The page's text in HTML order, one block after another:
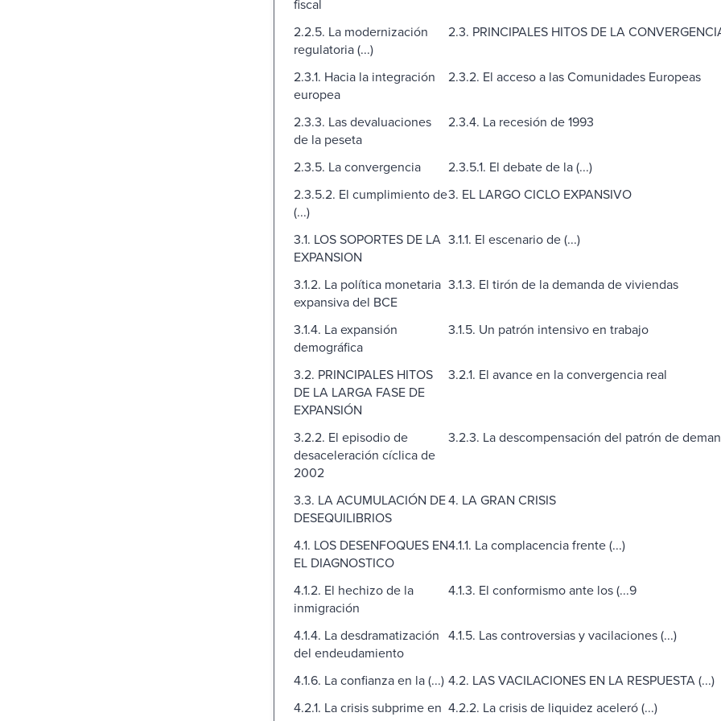
fiscal
2.2.5. La modernización
regulatoria (...)
2.3. PRINCIPALES HITOS DE LA
2.3.1. Hacia la integración
europea
2.3.2. El acceso a las Comunidades Europeas
2.3.3. Las devaluaciones
de la peseta
2.3.4. La recesión de 1993
2.3.5. La convergencia
2.3.5.1. El debate de la (...)
2.3.5.2. El cumplimiento de
(...)
3. EL LARGO CICLO EXPANSIVO
3.1. LOS SOPORTES DE LA
EXPANSION
3.1.1. El escenario de (...)
3.1.2. La política monetaria
expansiva del BCE
3.1.3. El tirón de la demanda de viviendas
3.1.4. La expansión
demográfica
3.1.5. Un patrón intensivo en trabajo
3.2. PRINCIPALES HITOS
DE LA LARGA FASE DE
EXPANSIÓN
3.2.1. El avance en la convergencia real
3.2.2. El episodio de
desaceleración cíclica de
2002
3.2.3. La descompensación del patrón de
3.3. LA ACUMULACIÓN DE
DESEQUILIBRIOS
4. LA GRAN CRISIS
4.1. LOS DESENFOQUES EN
EL DIAGNOSTICO
4.1.1. La complacencia frente (...)
4.1.2. El hechizo de la
inmigración
4.1.3. El conformismo ante los (...9
4.1.4. La desdramatización
del endeudamiento
4.1.5. Las controversias y vacilaciones (...)
4.1.6. La confianza en la (...) 4.2. LAS VACILACIONES EN LA RESPUESTA (...)
4.2.1. La crisis subprime en 4.2.2. La crisis de liquidez aceleró (...)